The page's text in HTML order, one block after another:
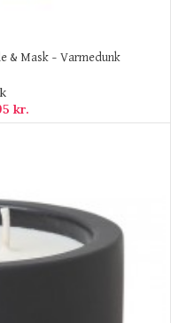
& Mask – Varmedunk
kr.